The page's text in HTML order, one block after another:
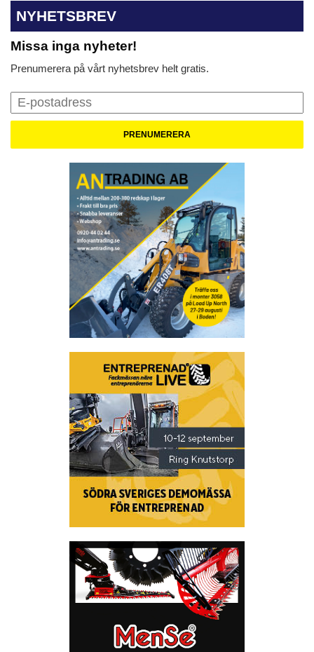
NYHETSBREV
Missa inga nyheter!
Prenumerera på vårt nyhetsbrev helt gratis.